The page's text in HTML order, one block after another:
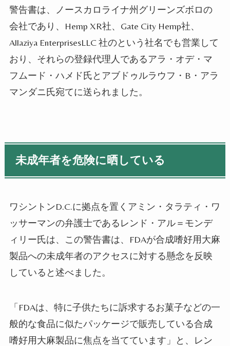
警告書は、ノースカロライナ州グリーンズボロの
会社であり、 Hemp XR社、 Gate City Hemp社、
Allaziya EnterprisesLLC社のという社名でも営業して
おり、それらの登録代理人であるアラ・オデ・マ
フムード・ハメド氏とアブドゥルラウフ・ B ・アラ
マンダニ氏宛てに送られました。
未成年者を危険に晒している
ワシントンD.C.に拠点を置くアミン・タラティ・ワ
ッサーマンの弁護士であるレンド・アル＝モンデ
ィリー氏は、この警告書は、 FDAが合成嗜好用大麻
製品への未成年者のアクセスに対する懸念を反映
していると述べました。
「FDAは、特に子供たちに訴求するお菓子などの一
般的な食品に似たパッケージで販売している合成
嗜好用大麻製品に焦点を当てています」と、レン